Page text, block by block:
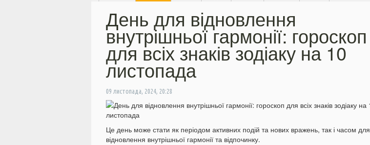
День для відновлення
внутрішньої гармонії: гороскоп
для всіх знаків зодіаку на 10
листопада
09 листопада, 2024, 20:28
Це день може стати як періодом активних подій та нових вражень, так і часом для
відновлення внутрішньої гармонії та відпочинку.